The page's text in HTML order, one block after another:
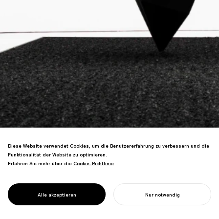
PROJECT
ZENBLACK
Projekt mit Nanotechnologie.
Jahre alte Lackwaren-Tradition—uraltes
Handwerk revolutioniert.
Diese Website verwendet Cookies, um die Benutzererfahrung zu verbessern und die
Funktionalität der Website zu optimieren.
Erfahren Sie mehr über die Cookie-Richtlinie
Cookie-Richtlinie .
Alle akzeptieren Nur notwendig